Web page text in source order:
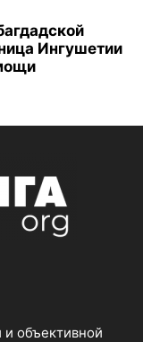
Ингушетии
и объективной